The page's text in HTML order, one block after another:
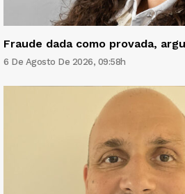
Fraude dada como provada,
6 De Agosto De 2026, 09:58h